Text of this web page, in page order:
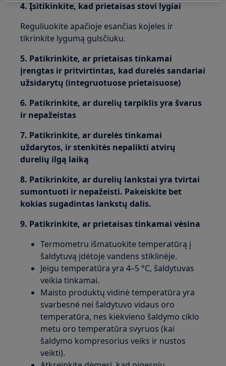
4. Įsitikinkite, kad prietaisas stovi lygiai
Reguliuokite apačioje esančias kojeles ir
tikrinkite lygumą gulsčiuku.
5. Patikrinkite, ar prietaisas tinkamai
įrengtas ir pritvirtintas, kad durelės sandariai
užsidarytų (integruotuose prietaisuose)
6. Patikrinkite, ar durelių tarpiklis yra švarus
ir nepažeistas
7. Patikrinkite, ar durelės tinkamai
uždarytos, ir stenkitės nepalikti atvirų
durelių ilgą laiką
8. Patikrinkite, ar durelių lankstai yra tvirtai
sumontuoti ir nepažeisti. Pakeiskite bet
kokias sugadintas lankstų dalis.
9. Patikrinkite, ar prietaisas tinkamai vėsina
Termometru išmatuokite temperatūrą į
šaldytuvą įdėtoje vandens stiklinėje.
Jeigu temperatūra yra 4–5 °C, šaldytuvas
veikia tinkamai.
Maisto produktų vidinė temperatūra yra
svarbesnė nei šaldytuvo vidaus oro
temperatūra, nes kiekvieno šaldymo ciklo
metu oro temperatūra svyruos (kai
šaldymo kompresorius veiks ir nustos
veikti).